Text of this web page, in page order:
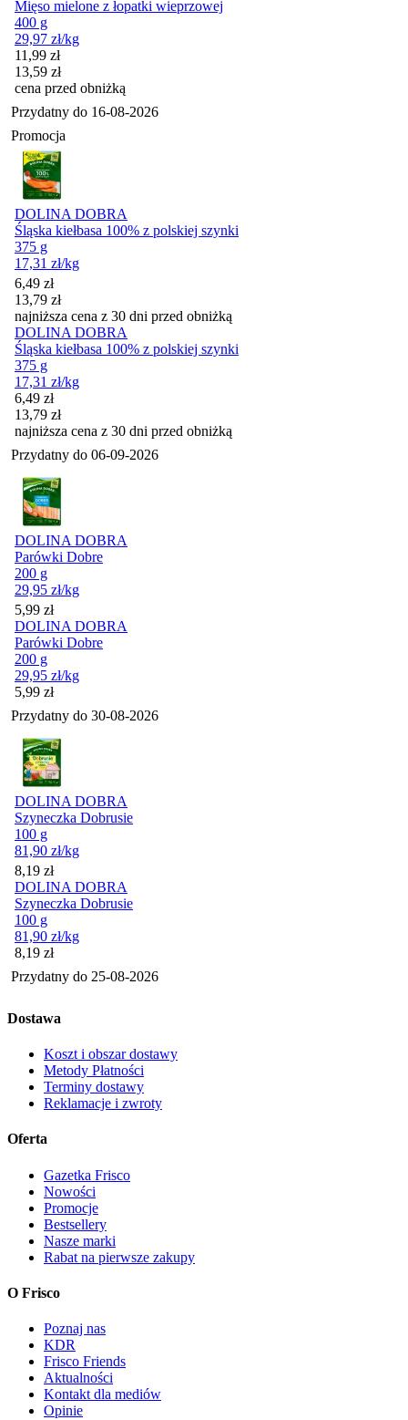
Mięso mielone z łopatki wieprzowej
400 g
29,97 zł/kg
Cena promocyjna
11,99 zł
13,59 zł
cena przed obniżką
Przydatny do 16-08-2026
Promocja
DOLINA DOBRA
Śląska kiełbasa 100% z polskiej szynki
375 g
17,31 zł/kg
Cena promocyjna
6,49 zł
13,79 zł
najniższa cena z 30 dni przed obniżką
DOLINA DOBRA
Śląska kiełbasa 100% z polskiej szynki
375 g
17,31 zł/kg
Cena promocyjna
6,49 zł
13,79 zł
najniższa cena z 30 dni przed obniżką
Przydatny do 06-09-2026
DOLINA DOBRA
Parówki Dobre
200 g
29,95 zł/kg
Cena
5,99 zł
DOLINA DOBRA
Parówki Dobre
200 g
29,95 zł/kg
Cena
5,99 zł
Przydatny do 30-08-2026
DOLINA DOBRA
Szyneczka Dobrusie
100 g
81,90 zł/kg
Cena
8,19 zł
DOLINA DOBRA
Szyneczka Dobrusie
100 g
81,90 zł/kg
Cena
8,19 zł
Przydatny do 25-08-2026
Dostawa
Koszt i obszar dostawy
Metody Płatności
Terminy dostawy
Reklamacje i zwroty
Oferta
Gazetka Frisco
Nowości
Promocje
Bestsellery
Nasze marki
Rabat na pierwsze zakupy
O Frisco
Poznaj nas
KDR
Frisco Friends
Aktualności
Kontakt dla mediów
Opinie